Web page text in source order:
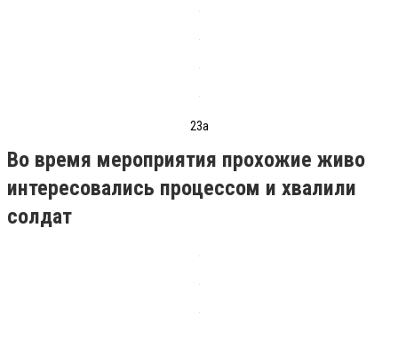
23а
Во время мероприятия прохожие живо
интересовались процессом и хвалили
солдат